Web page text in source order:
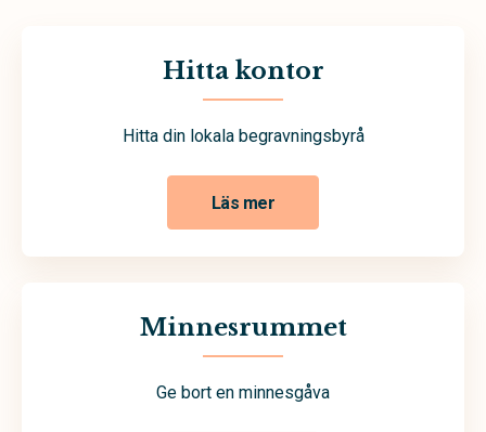
Hitta kontor
Hitta din lokala begravningsbyrå
Läs mer
Minnesrummet
Ge bort en minnesgåva